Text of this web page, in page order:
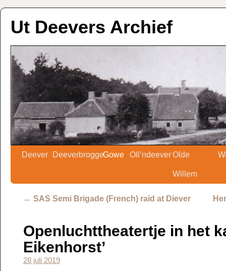
Ut Deevers Archief
Deever DeeverbroggeGowe Oll’ndeeverOlde
Willem
← SAS Semi Brigade (French) raid at Diever
Openluchttheatertje in het
Eikenhorst’
28 juli 2019